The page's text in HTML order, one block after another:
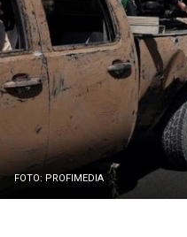
FOTO: PROFIMEDIA